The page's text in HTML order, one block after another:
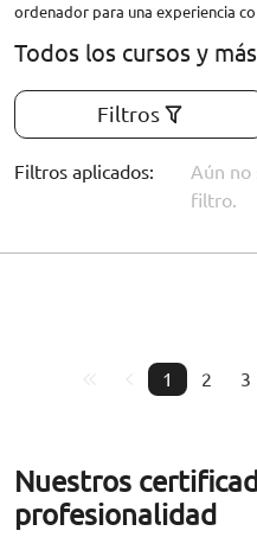
ordenador para una experiencia
Todos los cursos y
Filtros
Filtros aplicados:
Aún no
filtro.
1 2 3
Nuestros
profesionalidad